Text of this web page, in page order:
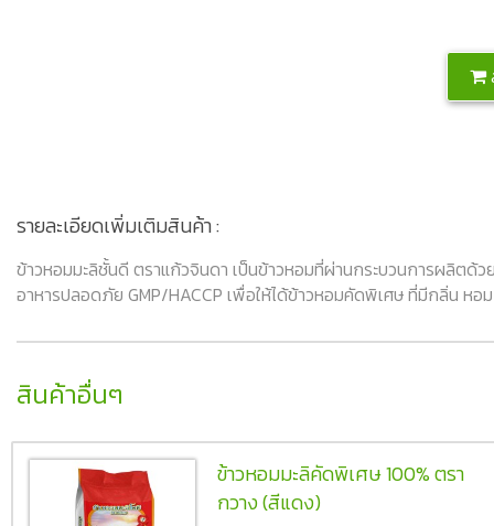
รายละเอียดเพิ่มเติมสินค้า :
ข้าวหอมมะลิชั้นดี ตราแก้วจินดา เป็นข้าวหอมที่ผ่านกระบวนการผลิต
อาหารปลอดภัย GMP/HACCP เพื่อให้ได้ข้าวหอมคัดพิเศษ ที่มีกลิ่น ห
สินค้าอื่นๆ
ข้าวหอมมะลิคัดพิเศษ 100% ตรา
กวาง (สีแดง)